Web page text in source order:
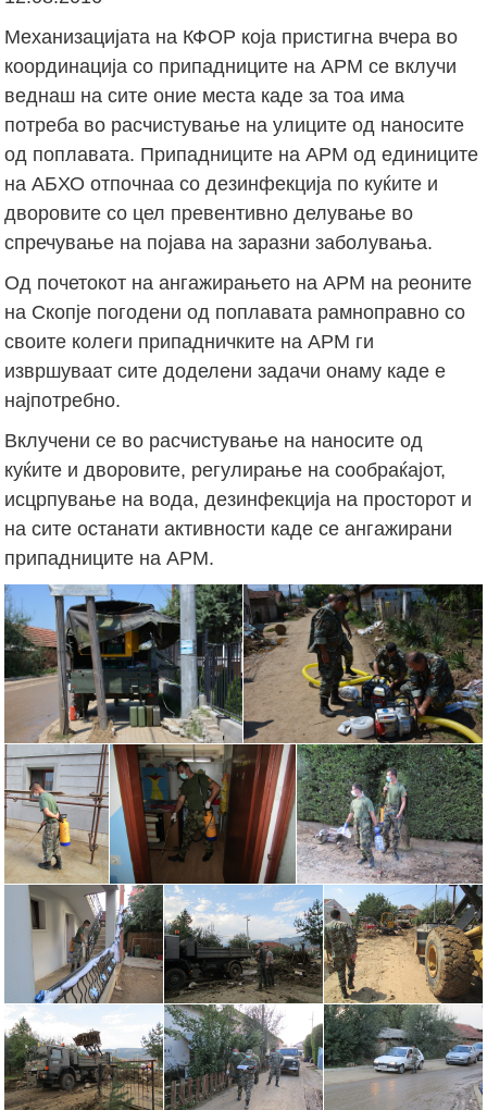
Механизацијата на КФОР која пристигна вчера во
координација со припадниците на АРМ се вклучи
веднаш на сите оние места каде за тоа има
потреба во расчистување на улиците од наносите
од поплавата. Припадниците на АРМ од единиците
на АБХО отпочнаа со дезинфекција по куќите и
дворовите со цел превентивно делување во
спречување на појава на заразни заболувања.
Од почетокот на ангажирањето на АРМ на реоните
на Скопје погодени од поплавата рамноправно со
своите колеги припадничките на АРМ ги
извршуваат сите доделени задачи онаму каде е
најпотребно.
Вклучени се во расчистување на наносите од
куќите и дворовите, регулирање на сообраќајот,
исцрпување на вода, дезинфекција на просторот и
на сите останати активности каде се ангажирани
припадниците на АРМ.